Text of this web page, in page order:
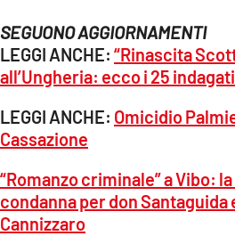
SEGUONO AGGIORNAMENTI
LEGGI ANCHE: “Rinascita
all’Ungheria: ecco i 25
LEGGI ANCHE: Omicidio
Cassazione
“Romanzo criminale” a Vibo:
condanna per don Santaguida
Cannizzaro